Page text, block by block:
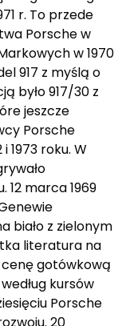
r. To przede
Porsche w
w 1970
917 z myślą o
było 917/30 z
jeszcze
Porsche
1973 roku. W
marca 1969
biało z zielonym
literatura na
gotówkową
kursów
Porsche